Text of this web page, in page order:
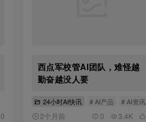
0
西点军校管AI团队，难怪越
勤奋越没人要
24小时AI快讯 # AI产品 # AI资讯
2个月前 0 3.4K